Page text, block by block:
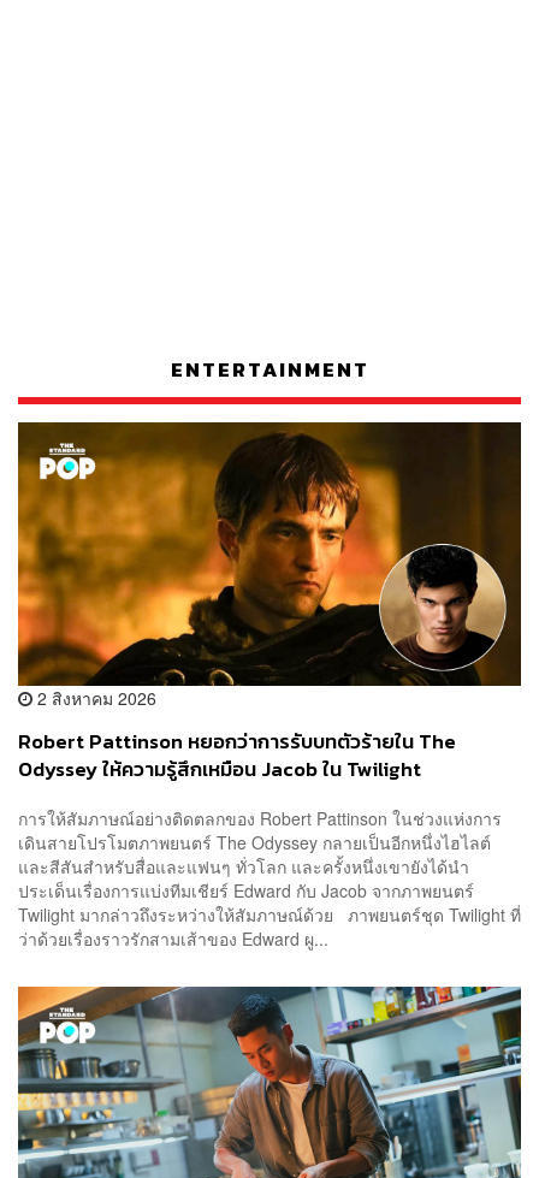
ENTERTAINMENT
2 สิงหาคม 2026
Robert Pattinson หยอกว่าการรับบทตัวร้ายใน The
Odyssey ให้ความรู้สึกเหมือน Jacob ใน Twilight
การให้สัมภาษณ์อย่างติดตลกของ Robert Pattinson ในช่วงแห่งการ
เดินสายโปรโมตภาพยนตร์ The Odyssey กลายเป็นอีกหนึ่งไฮไลต์
และสีสันสำหรับสื่อและแฟนๆ ทั่วโลก และครั้งหนึ่งเขายังได้นำ
ประเด็นเรื่องการแบ่งทีมเชียร์ Edward กับ Jacob จากภาพยนตร์
Twilight มากล่าวถึงระหว่างให้สัมภาษณ์ด้วย ภาพยนตร์ชุด Twilight ที่
ว่าด้วยเรื่องราวรักสามเส้าของ Edward ผู...